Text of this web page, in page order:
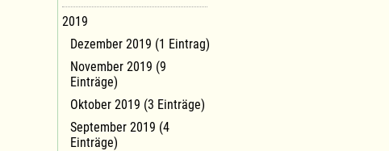
2019
Dezember 2019 (1 Eintrag)
November 2019 (9
Einträge)
Oktober 2019 (3 Einträge)
September 2019 (4
Einträge)